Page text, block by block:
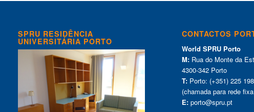
SPRU RESIDÊNCIA
UNIVERSITÁRIA PORTO
CONTACTOS
World SPRU Porto
M: Rua do Monte da
4300-342 Porto
T: Porto: (+351) 225
(chamada para rede
E: porto@spru.pt